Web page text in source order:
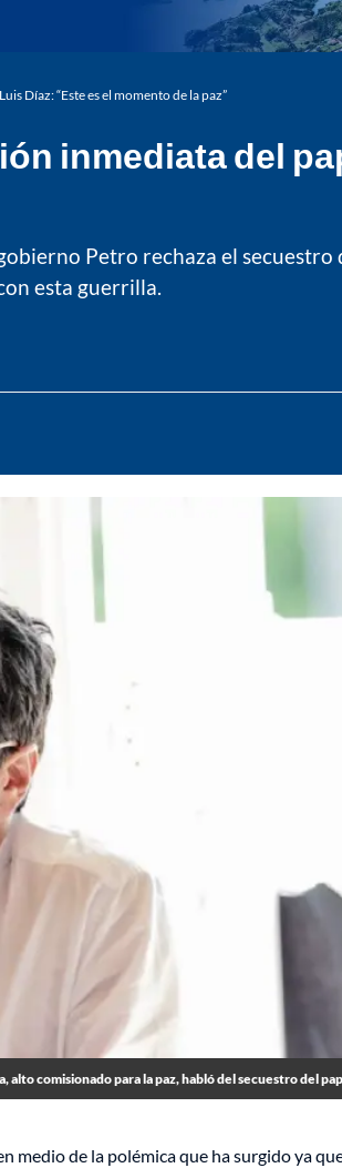
Díaz: “Este es el momento de la paz”
inmediata del
Petro rechaza el
esta guerrilla.
alto comisionado para la paz, habló del secuestro del
medio de la polémica que ha surgido ya